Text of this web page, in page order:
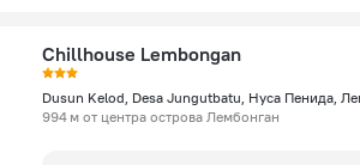
Chillhouse Lembongan
Dusun Kelod, Desa Jungutbatu, Нуса Пенида,
994 м от центра острова Лембонган